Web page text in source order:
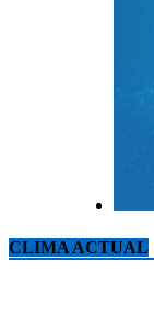
CLIMA ACTUAL